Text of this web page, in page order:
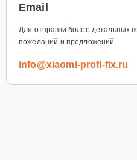
Email
Для отправки более детальных
пожеланий и предложений
info@xiaomi-profi-fix.ru